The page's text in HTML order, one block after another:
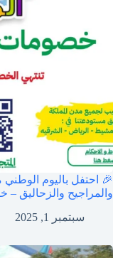
🎉 احتفل باليوم
والمراجيح والزحاليق – خصم
سبتمبر 1, 2025